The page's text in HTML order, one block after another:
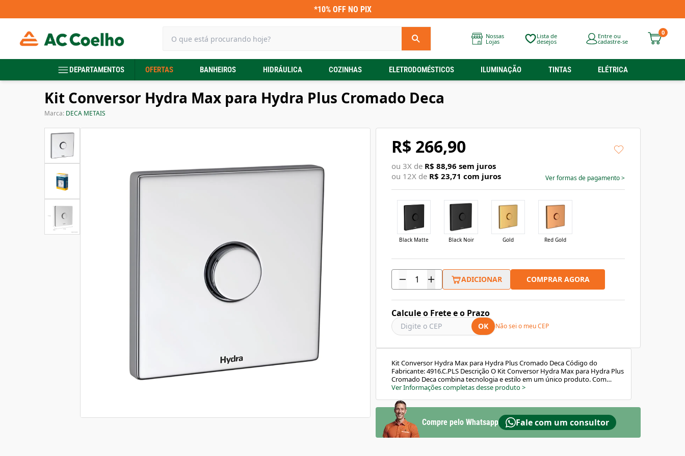
*10% OFF NO PIX
Nossas
Lojas
Lista de
desejos
Entre ou
cadastre-se
0
DEPARTAMENTOS OFERTAS BANHEIROS HIDRÁULICA COZINHAS ELETRODOMÉSTICOS ILUMINAÇÃO TINTAS ELÉTRICA
Kit Conversor Hydra Max para Hydra Plus Cromado Deca
Marca: DECA METAIS
R$ 266,90
ou 3X de R$ 88,96 sem juros
ou 12X de R$ 23,71 com juros Ver formas de pagamento>
Black Matte Black Noir Gold Red Gold
ADICIONAR COMPRAR AGORA
Calcule o Frete e o Prazo
OK Não sei o meu CEP
Kit Conversor Hydra Max para Hydra Plus Cromado Deca Código do
Fabricante: 4916.C.PLS Descrição O Kit Conversor Hydra Max para Hydra Plus
Cromado Deca combina tecnologia e estilo em um único produto. Com
design compacto e moderno, a válvula Hydra Plus renova o ambiente,
banheiro. Ideal para quem busca funcionalidade e estética em perfeita
harmonia. Características e Benefícios Design contemporâneo: linhas retas e
acabamento cromado que valorizam o ambiente. Alta durabilidade:
materiais de qualidade garantem resistência e longa vida útil. Resistência à
corrosão: mantém o brilho e a aparência impecável por muito mais tempo.
Ver Informações completas desse produto>
Compre pelo Whatsapp Fale com um consultor